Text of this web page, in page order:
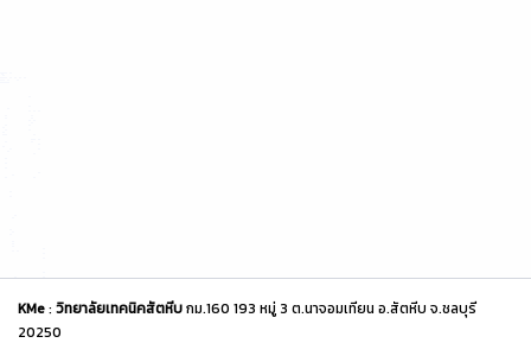
KMe: วิทยาลัยเทคนิคสัตหีบกม.160 193 หมู่ 3 ต.นาจอมเทียน อ.สัตหีบ จ.ชลบุรี
20250